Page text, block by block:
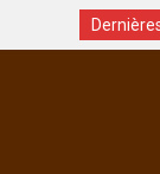
brûlée avec